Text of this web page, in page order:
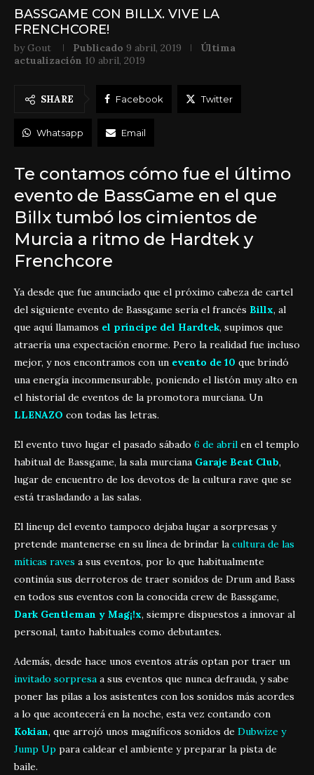
BASSGAME CON BILLX. VIVE LA
FRENCHCORE!
by Gout Publicado 9 abril, 2019
Última
actualización 10 abril, 2019
SHARE Facebook Twitter
Whatsapp Email
Te contamos cómo fue el último
evento de BassGame en el que
Billx tumbó los cimientos de
Murcia a ritmo de Hardtek y
Frenchcore
Ya desde que fue anunciado que el próximo cabeza de cartel
del siguiente evento de Bassgame sería el francés Billx, al
que aquí llamamos el príncipe del Hardtek, supimos que
atraería una expectación enorme. Pero la realidad fue incluso
mejor, y nos encontramos con un evento de 10 que brindó
una energía inconmensurable, poniendo el listón muy alto en
el historial de eventos de la promotora murciana. Un
LLENAZO con todas las letras.
El evento tuvo lugar el pasado sábado 6 de abril en el templo
habitual de Bassgame, la sala murciana Garaje Beat Club,
lugar de encuentro de los devotos de la cultura rave que se
está trasladando a las salas.
El lineup del evento tampoco dejaba lugar a sorpresas y
pretende mantenerse en su línea de brindar la cultura de las
míticas raves a sus eventos, por lo que habitualmente
continúa sus derroteros de traer sonidos de Drum and Bass
en todos sus eventos con la conocida crew de Bassgame,
Dark Gentleman y Mag¡!x, siempre dispuestos a innovar al
personal, tanto habituales como debutantes.
Además, desde hace unos eventos atrás optan por traer un
invitado sorpresa a sus eventos que nunca defrauda, y sabe
poner las pilas a los asistentes con los sonidos más acordes
a lo que acontecerá en la noche, esta vez contando con
Kokian, que arrojó unos magníficos sonidos de Dubwize y
Jump Up para caldear el ambiente y preparar la pista de
baile.